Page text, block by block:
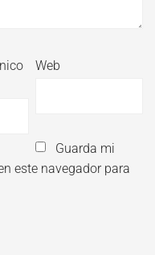
Web
Guarda mi
este navegador para